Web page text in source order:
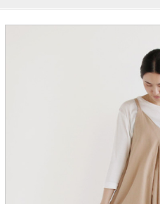
全てのアイテム
SALE ITEM
マイページ